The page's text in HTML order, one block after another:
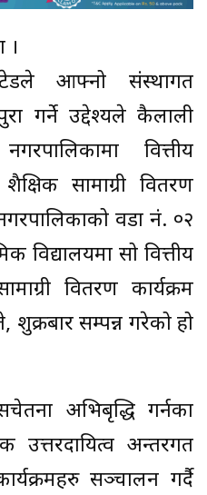
।
आफ्नो संस्थागत
गर्ने उद्देश्यले कैलाली
वित्तीय
सामाग्री वितरण
वडा नं. ०२
विद्यालयमा सो वित्तीय
वितरण कार्यक्रम
सम्पन्न गरेको हो
सचेतना अभिबृद्धि गर्नका
उत्तरदायित्व अन्तरगत
सञ्चालन गर्दै